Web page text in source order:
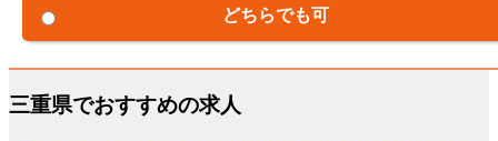
どちらでも可
三重県でおすすめの求人